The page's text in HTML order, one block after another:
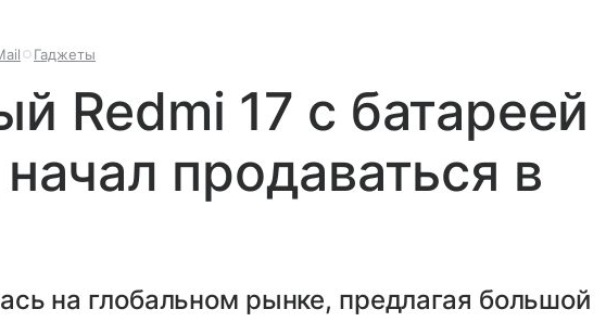
Гаджеты
Redmi 17 с батареей
продаваться в
на глобальном рынке, предлагая большой